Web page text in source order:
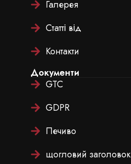
Галерея
Статті від
Контакти
Документи
GTC
GDPR
Печиво
щогловий заголовок